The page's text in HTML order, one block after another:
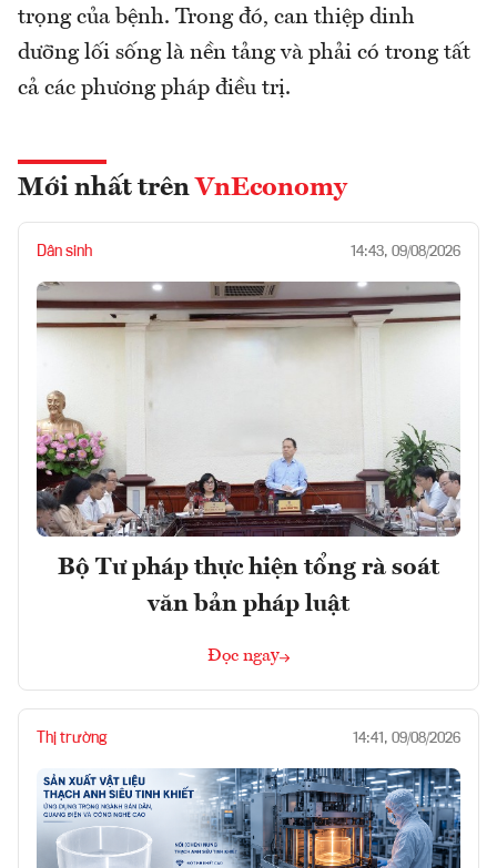
trọng của bệnh. Trong đó, can thiệp dinh
dưỡng lối sống là nền tảng và phải có trong tất
cả các phương pháp điều trị.
Mới nhất trên VnEconomy
Dân sinh 14:43, 09/08/2026
Bộ Tư pháp thực hiện tổng rà soát
văn bản pháp luật
Đọc ngay
Thị trường 14:41, 09/08/2026